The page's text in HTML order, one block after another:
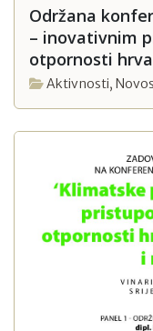
Održana
– inovativnim
otpornosti
maslinarstva”
Aktivnosti,